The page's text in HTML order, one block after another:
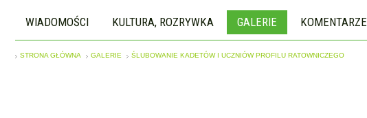
WIADOMOŚCI KULTURA, ROZRYWKA GALERIE KOMENTARZE
STRONA GŁÓWNA GALERIE ŚLUBOWANIE KADETÓW I UCZNIÓW PROFILU RATOWNICZEGO